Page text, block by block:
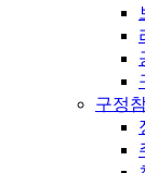
구정